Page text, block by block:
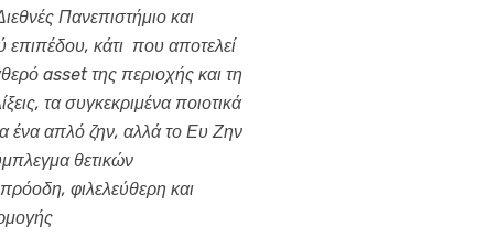
Πανεπιστήμιο και
κάτι που αποτελεί
asset της περιοχής και τη
τα συγκεκριμένα ποιοτικά
ένα απλό ζην, αλλά το Ευ Ζην
θετικών
φιλελεύθερη και